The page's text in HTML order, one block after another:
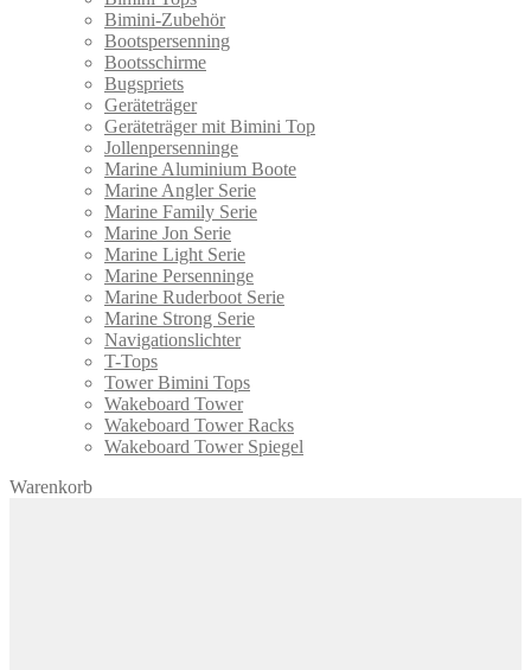
Bimini-Zubehör
Bootspersenning
Bootsschirme
Bugspriets
Geräteträger
Geräteträger mit Bimini Top
Jollenpersenninge
Marine Aluminium Boote
Marine Angler Serie
Marine Family Serie
Marine Jon Serie
Marine Light Serie
Marine Persenninge
Marine Ruderboot Serie
Marine Strong Serie
Navigationslichter
T-Tops
Tower Bimini Tops
Wakeboard Tower
Wakeboard Tower Racks
Wakeboard Tower Spiegel
Warenkorb